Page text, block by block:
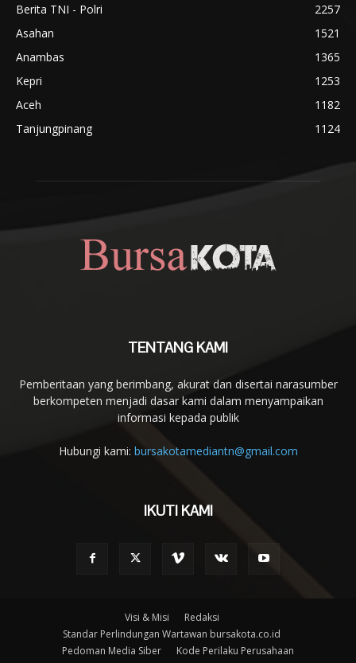
Berita TNI - Polri
2257
Asahan
1521
Anambas
1365
Kepri
1253
Aceh
1182
Tanjungpinang
1124
TENTANG KAMI
Pemberitaan yang berimbang, akurat dan disertai narasumber
berkompeten menjadi dasar kami dalam menyampaikan
informasi kepada publik
Hubungi kami: bursakotamediantn@gmail.com
IKUTI KAMI
Visi & Misi
Redaksi
Standar Perlindungan Wartawan bursakota.co.id
Pedoman Media Siber
Kode Perilaku Perusahaan